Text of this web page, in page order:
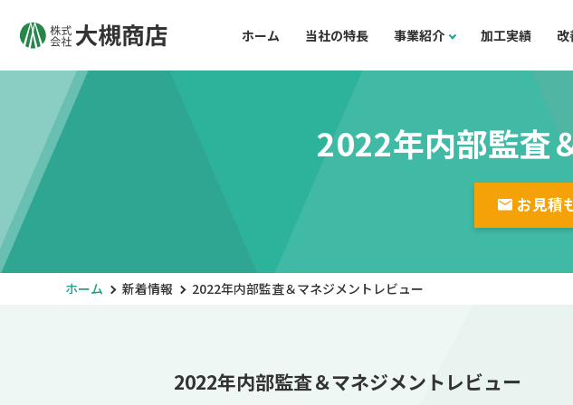
ホーム 当社の特長 事業紹介 加工実績
2022年内部監査
お見積
ホーム 新着情報 2022年内部監査＆マネジメントレビュー
2022年内部監査＆マネジメントレビュー